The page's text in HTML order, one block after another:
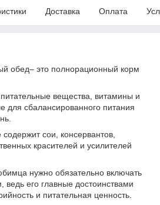
Доставка Оплата
обед– это полнорационный корм
питательные вещества, витамины и
сбалансированного питания
сои, консервантов,
красителей и усилителей
нужно обязательно включать
ведь его главные достоинствами
и питательная ценность.